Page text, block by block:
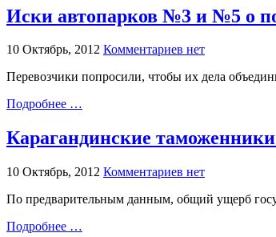
Иски автопарков №3 и №5 о
10 Октябрь, 2012 Комментариев нет
Перевозчики попросили, чтобы их дела
Подробнее …
Карагандинские
10 Октябрь, 2012 Комментариев нет
По предварительным данным, общий ущерб
Подробнее …